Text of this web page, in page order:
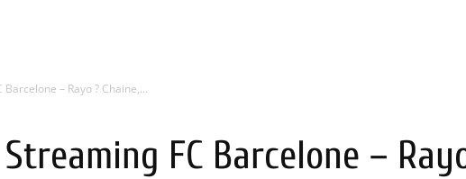
– Rayo ? Chaine,...
FC Barcelone –